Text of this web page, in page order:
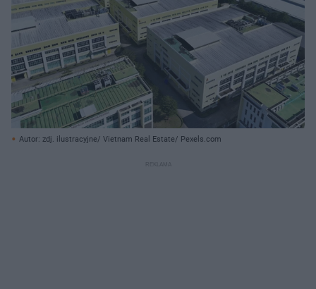
Autor: zdj. ilustracyjne/ Vietnam Real Estate/ Pexels.com